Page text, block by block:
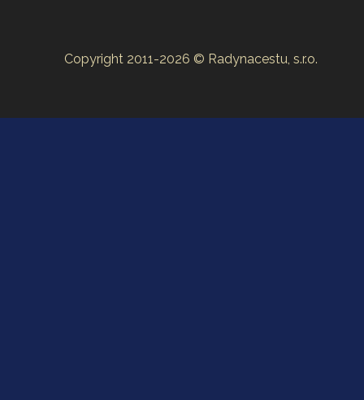
Copyright 2011-2026 © Radynacestu, s.r.o.